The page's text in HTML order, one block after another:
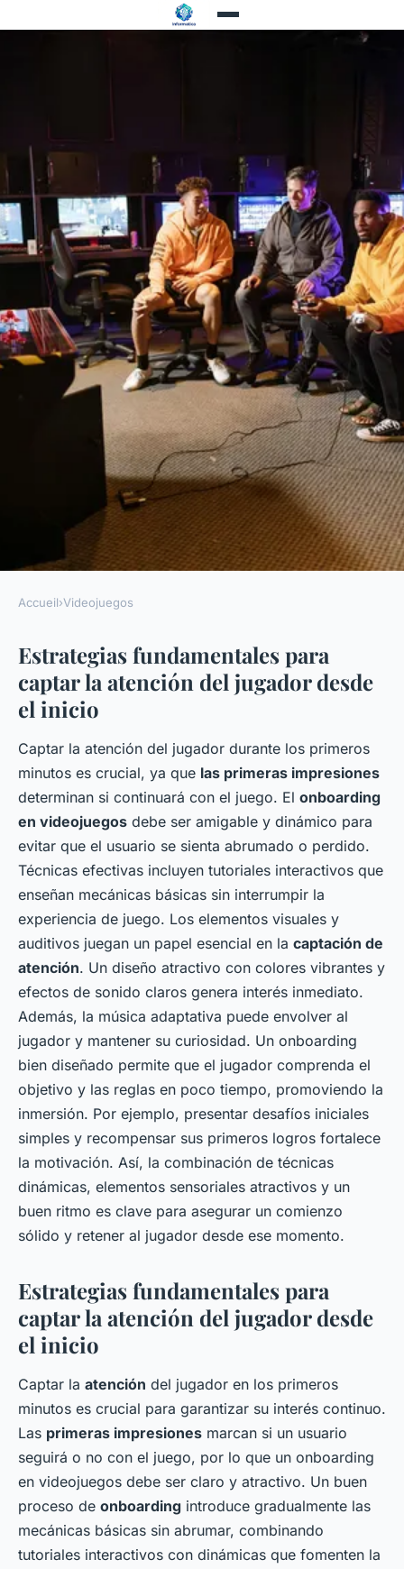
VIDEOJUEGOS
Tácticas efectivas para captar y
retener la atención del jugador
durante toda la experiencia de
juego
Axel 29 mayo 2025• 11 min de lecture
Accueil›Videojuegos
Estrategias fundamentales para
captar la atención del jugador desde
el inicio
Captar la atención del jugador durante los primeros
minutos es crucial, ya que las primeras impresiones
determinan si continuará con el juego. El onboarding
en videojuegos debe ser amigable y dinámico para
evitar que el usuario se sienta abrumado o perdido.
Técnicas efectivas incluyen tutoriales interactivos que
enseñan mecánicas básicas sin interrumpir la
experiencia de juego. Los elementos visuales y
auditivos juegan un papel esencial en la captación de
atención. Un diseño atractivo con colores vibrantes y
efectos de sonido claros genera interés inmediato.
Además, la música adaptativa puede envolver al
jugador y mantener su curiosidad. Un onboarding
bien diseñado permite que el jugador comprenda el
objetivo y las reglas en poco tiempo, promoviendo la
inmersión. Por ejemplo, presentar desafíos iniciales
simples y recompensar sus primeros logros fortalece
la motivación. Así, la combinación de técnicas
dinámicas, elementos sensoriales atractivos y un
buen ritmo es clave para asegurar un comienzo
sólido y retener al jugador desde ese momento.
Estrategias fundamentales para
captar la atención del jugador desde
el inicio
Captar la atención del jugador en los primeros
minutos es crucial para garantizar su interés continuo.
Las primeras impresiones marcan si un usuario
seguirá o no con el juego, por lo que un onboarding
en videojuegos debe ser claro y atractivo. Un buen
proceso de onboarding introduce gradualmente las
mecánicas básicas sin abrumar, combinando
tutoriales interactivos con dinámicas que fomenten la